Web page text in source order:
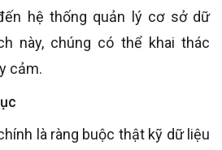
hệ thống quản lý cơ sở dữ
này, chúng có thể khai thác
cảm.
là ràng buộc thật kỹ dữ liệu